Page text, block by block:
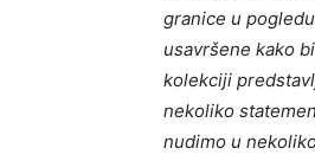
granice u
usavršene kako
kolekciji
nekoliko
nudimo u